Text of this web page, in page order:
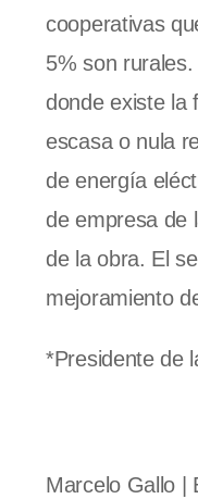
cooperativas
5% son
donde existe la
escasa o nula
de energía
de empresa de
de la obra. El
mejoramiento
*Presidente de
Marcelo Gallo |